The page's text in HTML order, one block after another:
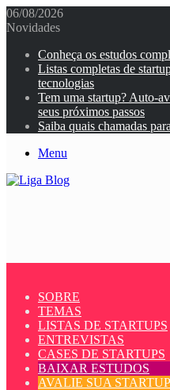
06/08/2026
Novidades
Conheça os estudos
Listas completas de
tecnologias
Tem uma startup? Auto-
seus próximos passos
Saiba quais chamadas
Menu
SOBRE
TEMAS
LISTAS DE STARTUPS
ENTREVISTAS
CASES DE STARTUPS
BAIXAR ESTUDOS
AVALIE SUA STARTUP